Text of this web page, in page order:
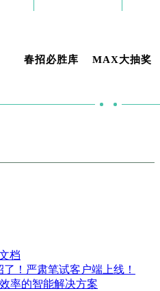
春招必胜库 MAX大抽奖
档
！严肃笔试客户端上线！
率的智能解决方案